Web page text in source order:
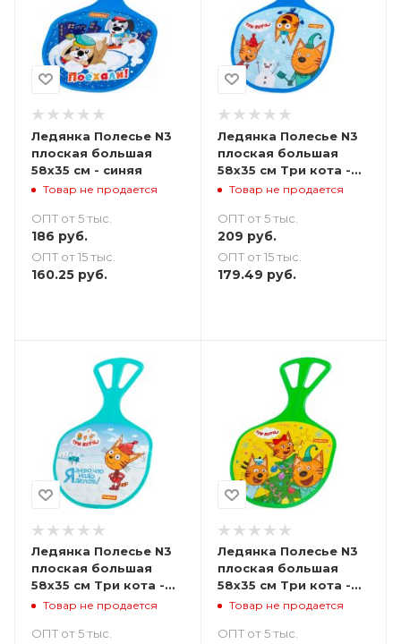
Ледянка Полесье N3
плоская большая
58х35 см - синяя
Товар не продается
ОПТ от 5 тыс.
186 руб.
ОПТ от 15 тыс.
160.25 руб.
Ледянка Полесье N3
плоская большая
58х35 см Три кота -
синяя
Товар не продается
ОПТ от 5 тыс.
209 руб.
ОПТ от 15 тыс.
179.49 руб.
Ледянка Полесье N3
плоская большая
58х35 см Три кота -
бирюзовая
Товар не продается
ОПТ от 5 тыс.
Ледянка Полесье N3
плоская большая
58х35 см Три кота -
зеленая
Товар не продается
ОПТ от 5 тыс.